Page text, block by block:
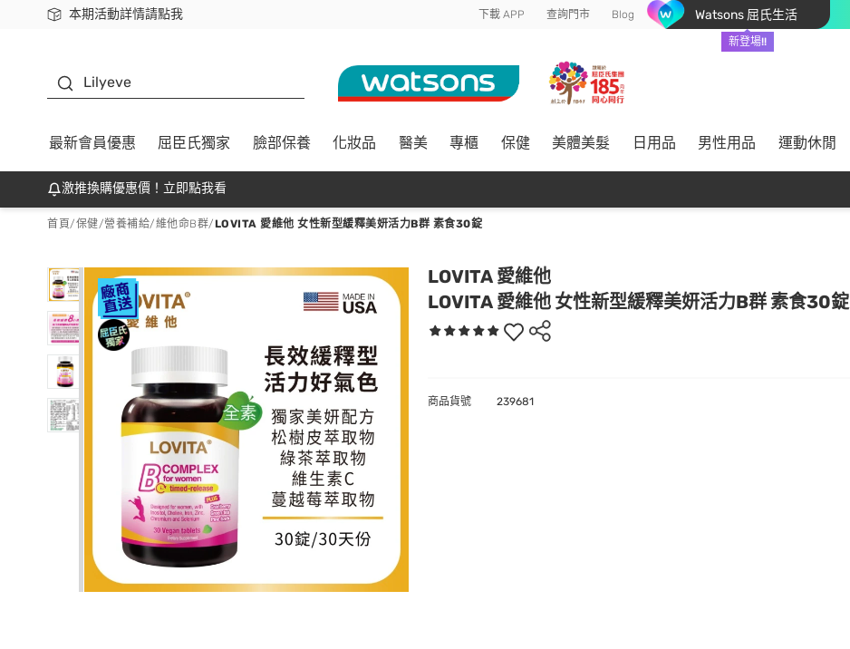
本期活動詳情請點我
下載app最高回饋$350 下載 APP 查詢門市 Blog Watsons 屈氏生活
新登場!!
Lilyeve
最新會員優惠 屈臣氏獨家 臉部保養 化妝品 醫美 專櫃 保健 美體美髮 日用品 男性用品 運動休閒
激推換購優惠價！立即點我看
首頁/保健/營養補給/維他命B群/LOVITA 愛維他 女性新型緩釋美妍活力B群 素食30錠
LOVITA 愛維他
LOVITA 愛維他 女性新型緩釋美妍活力B群 素食30錠
商品貨號 239681